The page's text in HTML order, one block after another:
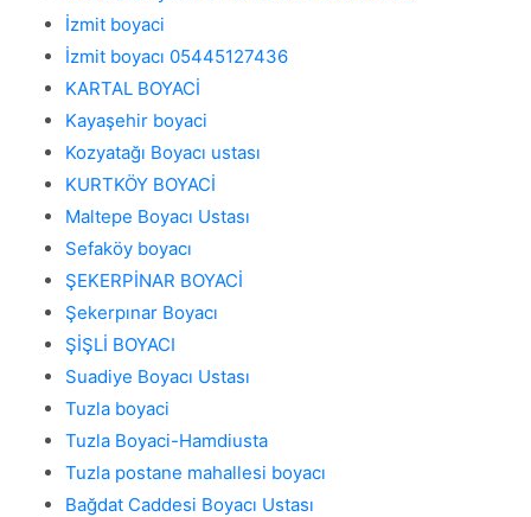
İzmit boyaci
İzmit boyacı 05445127436
KARTAL BOYACİ
Kayaşehir boyaci
Kozyatağı Boyacı ustası
KURTKÖY BOYACİ
Maltepe Boyacı Ustası
Sefaköy boyacı
ŞEKERPİNAR BOYACİ
Şekerpınar Boyacı
ŞİŞLİ BOYACI
Suadiye Boyacı Ustası
Tuzla boyaci
Tuzla Boyaci-Hamdiusta
Tuzla postane mahallesi boyacı
Bağdat Caddesi Boyacı Ustası